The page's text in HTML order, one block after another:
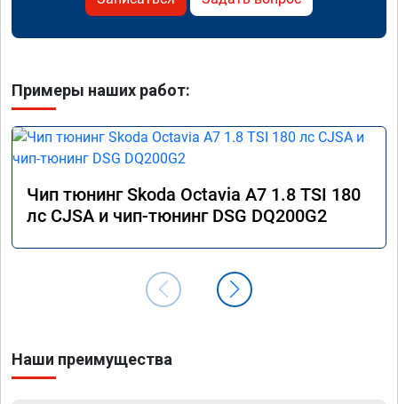
Примеры наших работ:
Чип тюнинг Skoda Octavia A7 1.8 TSI 180
лс CJSA и чип-тюнинг DSG DQ200G2
Наши преимущества